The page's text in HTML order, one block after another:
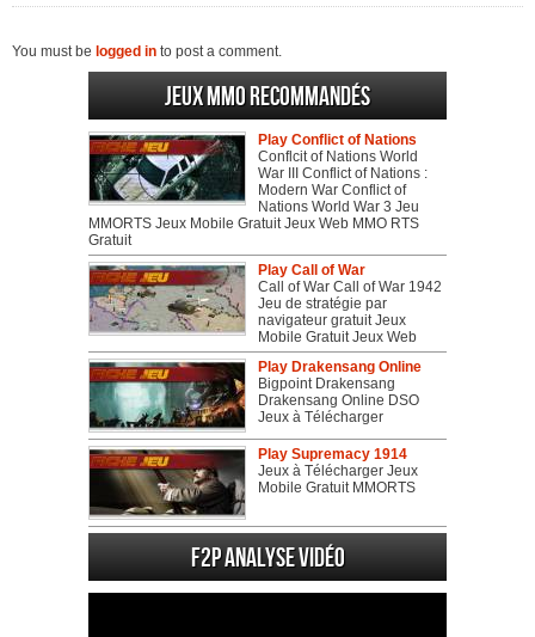
You must be logged in to post a comment.
Jeux MMO recommandés
Play Conflict of Nations
Conflcit of Nations World
War III Conflict of Nations :
Modern War Conflict of
Nations World War 3 Jeu
MMORTS Jeux Mobile Gratuit Jeux Web MMO RTS
Gratuit
Play Call of War
Call of War Call of War 1942
Jeu de stratégie par
navigateur gratuit Jeux
Mobile Gratuit Jeux Web
Play Drakensang Online
Bigpoint Drakensang
Drakensang Online DSO
Jeux à Télécharger
Play Supremacy 1914
Jeux à Télécharger Jeux
Mobile Gratuit MMORTS
F2P Analyse vidéo